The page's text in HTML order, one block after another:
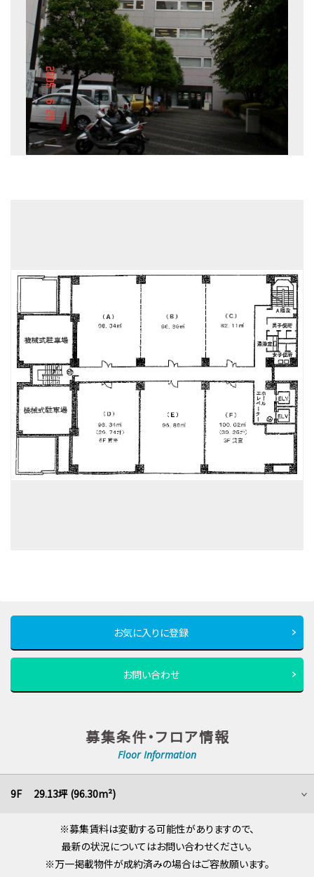
お気に入りに登録
お問い合わせ
募集条件・フロア情報
Floor Information
9F 29.13坪 (96.30m²)
※募集賃料は変動する可能性がありますので、
最新の状況についてはお問い合わせください。
※万一掲載物件が成約済みの場合はご容赦願います。